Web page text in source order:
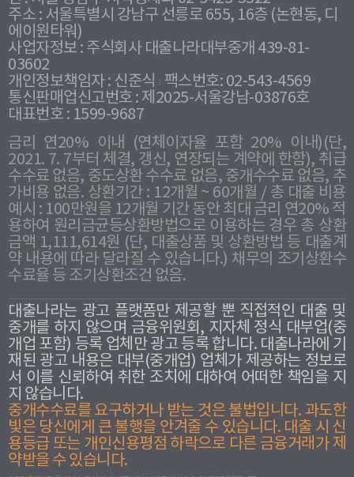
주소 : 서울특별시 강남구 선릉로 655, 16층 (논현동, 디
에이원타워)
사업자정보 : 주식회사 대출나라대부중개 439-81-
03602
개인정보책임자 : 신준식
팩스번호: 02-543-4569
통신판매업신고번호 : 제2025-서울강남-03876호
대표번호 : 1599-9687
금리 연20% 이내 (연체이자율 포함 20% 이내)(단,
2021. 7. 7부터 체결, 갱신, 연장되는 계약에 한함), 취급
수수료 없음, 중도상환 수수료 없음, 중개수수료 없음, 추
가비용 없음. 상환기간 : 12개월 ~ 60개월 / 총 대출 비용
예시 : 100만원을 12개월 기간 동안 최대 금리 연20% 적
용하여 원리금균등상환방법으로 이용하는 경우 총 상환
금액 1,111,614원 (단, 대출상품 및 상환방법 등 대출계
약 내용에 따라 달라질 수 있습니다.) 채무의 조기상환수
수료율 등 조기상환조건 없음.
대출나라는 광고 플랫폼만 제공할 뿐 직접적인 대출 및
중개를 하지 않으며 금융위원회, 지자체 정식 대부업(중
개업 포함) 등록 업체만 광고 등록 합니다. 대출나라에 기
재된 광고 내용은 대부(중개업) 업체가 제공하는 정보로
서 이를 신뢰하여 취한 조치에 대하여 어떠한 책임을 지
지 않습니다.
중개수수료를 요구하거나 받는 것은 불법입니다. 과도한
빛은 당신에게 큰 불행을 안겨줄 수 있습니다. 대출 시 신
용등급 또는 개인신용평점 하락으로 다른 금융거래가 제
약받을 수 있습니다.